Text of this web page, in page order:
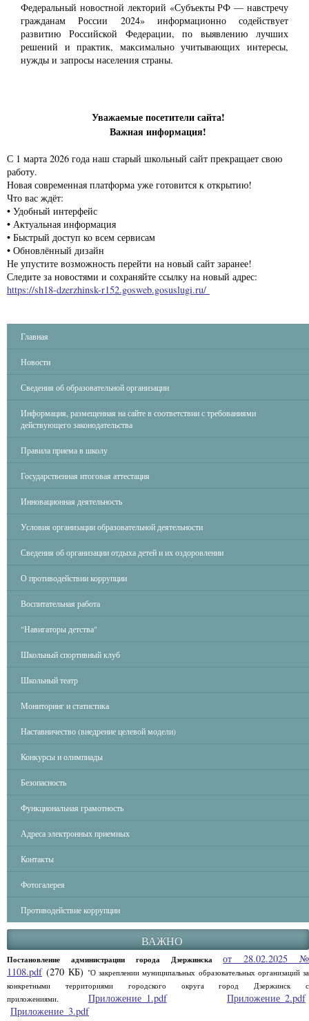
Федеральный новостной лекторий «Субъекты РФ — навстречу
гражданам России 2024» информационно содействует
развитию Российской Федерации, по выявлению лучших
решений и практик, максимально учитывающих интересы,
нужды и запросы населения страны.
Уважаемые посетители сайта!
Важная информация!
С 1 марта 2026 года наш старый школьный сайт прекращает свою
работу.
Новая современная платформа уже готовится к открытию!
Что вас ждёт:
• Удобный интерфейс
• Актуальная информация
• Быстрый доступ ко всем сервисам
• Обновлённый дизайн
Не упустите возможность перейти на новый сайт заранее!
Следите за новостями и сохраняйте ссылку на новый адрес:
https://sh18-dzerzhinsk-r152.gosweb.gosuslugi.ru/
Главная
Новости
Сведения об образовательной организации
Информация, размещенная на сайте в соответствии с требованиями
действующего законодательства
Правила приема в школу
Государственная итоговая аттестация
Инновационная деятельность
Условия организации образовательной деятельности
Сведения об организации отдыха детей и их оздоровлении
О противодействии коррупции
Воспитательная работа
"Навигаторы детства"
Школьный спортивный клуб
Школьный театр
Мониторинг и статистика
Наставничество (внедрение целевой модели)
Конкурсы и олимпиады
Безопасность
Функциональная грамотность
Адреса электронных приемных
Контакты
Фотогалерея
Противодействие коррупции
ВАЖНО
Постановление администрации города Дзержинскаот 28.02.2025 №
1108.pdf(270 КБ) "О закреплении муниципальных образовательных организаций за
конкретными территориями городского округа город Дзержинск с
приложениями. Приложение_1.pdf
Приложение_2.pdf
Приложение_3.pdf